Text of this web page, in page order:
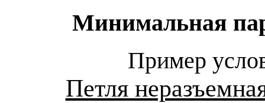
Минимальная
Пример
Петля